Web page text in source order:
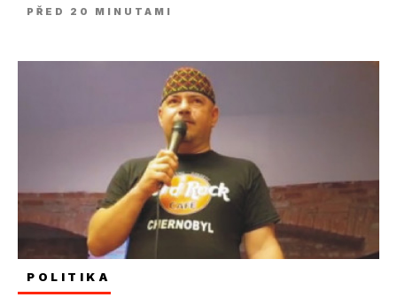
PŘED 20 MINUTAMI
POLITIKA